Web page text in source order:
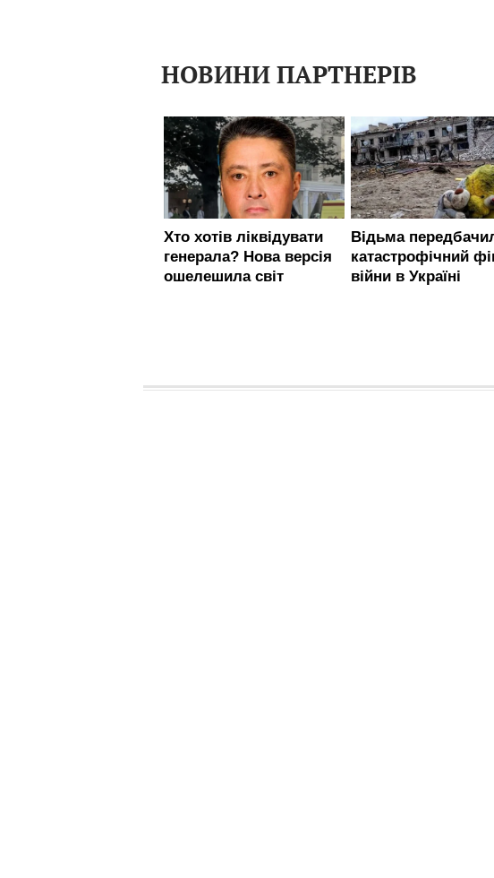
НОВИНИ ПАРТНЕРІВ